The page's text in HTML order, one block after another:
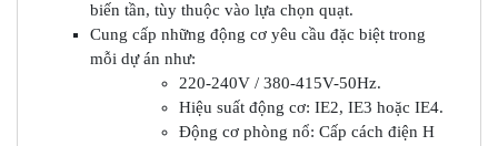
biến tần, tùy thuộc vào lựa chọn quạt.
Cung cấp những động cơ yêu cầu đặc biệt trong
mỗi dự án như:
220-240V / 380-415V-50Hz.
Hiệu suất động cơ: IE2, IE3 hoặc IE4.
Động cơ phòng nổ: Cấp cách điện H